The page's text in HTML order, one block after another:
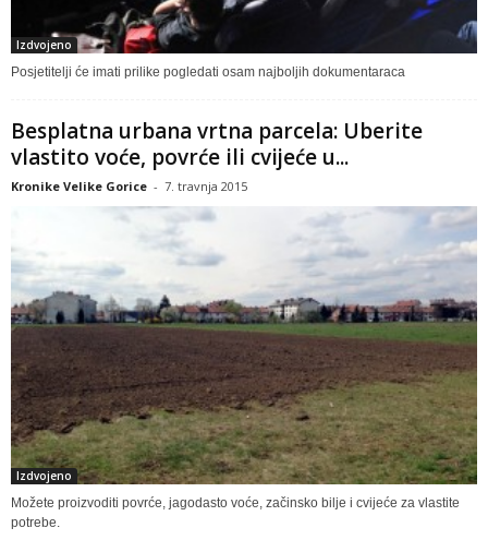
Izdvojeno
Posjetitelji će imati prilike pogledati osam najboljih dokumentaraca
Besplatna urbana vrtna parcela: Uberite
vlastito voće, povrće ili cvijeće u...
Kronike Velike Gorice - 7. travnja 2015
Izdvojeno
Možete proizvoditi povrće, jagodasto voće, začinsko bilje i cvijeće za vlastite
potrebe.